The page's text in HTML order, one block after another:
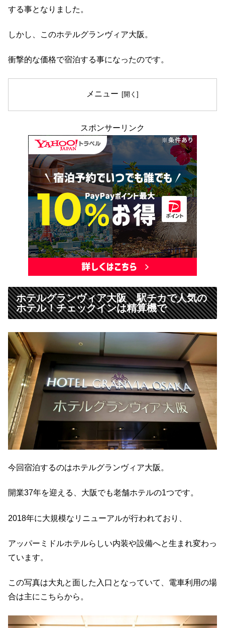
する事となりました。
しかし、このホテルグランヴィア大阪。
衝撃的な価格で宿泊する事になったのです。
メニュー
スポンサーリンク
ホテルグランヴィア大阪 駅チカで人気の
ホテル！チェックインは精算機で
今回宿泊するのはホテルグランヴィア大阪。
開業37年を迎える、大阪でも老舗ホテルの1つです。
2018年に大規模なリニューアルが行われており、
アッパーミドルホテルらしい内装や設備へと生まれ変わっ
ています。
この写真は大丸と面した入口となっていて、電車利用の場
合は主にこちらから。